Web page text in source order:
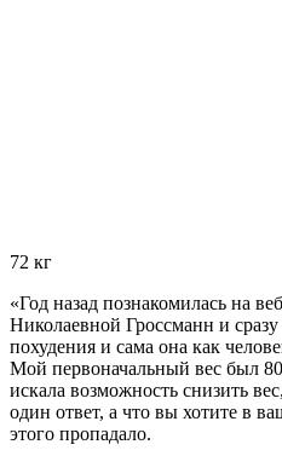
72 кг
«Год назад познакомилась на
Николаевной Гроссманн и
похудения и сама она как
Мой первоначальный вес был
искала возможность снизить
один ответ, а что вы хотите в
этого пропадало.